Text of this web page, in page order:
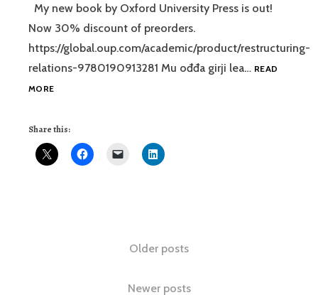
My new book by Oxford University Press is out!
Now 30% discount of preorders.
https://global.oup.com/academic/product/restructuring-
relations-9780190913281 Mu ođđa girji lea… READ
MOREMU
/
MY
NEW
Share this:
Older posts
Newer posts